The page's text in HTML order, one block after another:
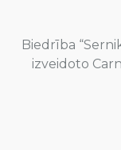
Biedrība
izveidoto